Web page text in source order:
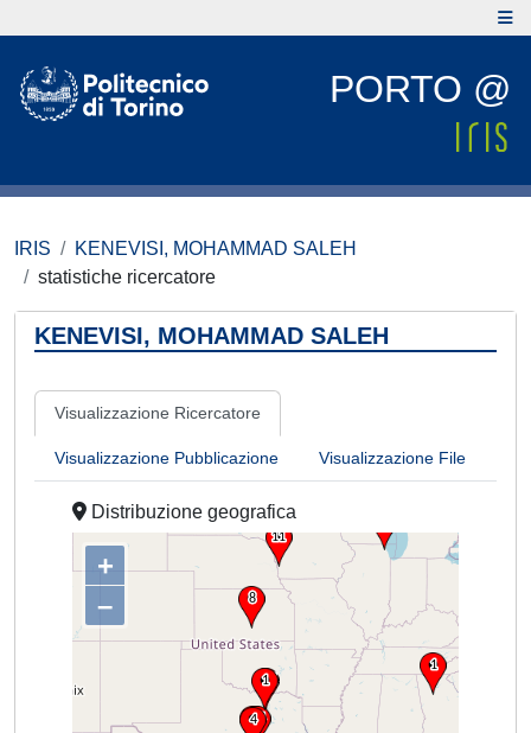
PORTO @
IRIS
KENEVISI, MOHAMMAD SALEH
statistiche ricercatore
KENEVISI, MOHAMMAD SALEH
Visualizzazione Ricercatore
Visualizzazione Pubblicazione Visualizzazione File
Distribuzione geografica
+
–